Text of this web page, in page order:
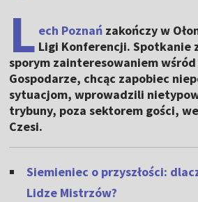
L ech Poznań zakończy w
Ligi Konferencji. Spotkanie
sporym zainteresowaniem
Gospodarze, chcąc zapobiec
sytuacjom, wprowadzili
trybuny, poza sektorem gości,
Czesi.
Siemieniec o przyszłości:
Lidze Mistrzów?